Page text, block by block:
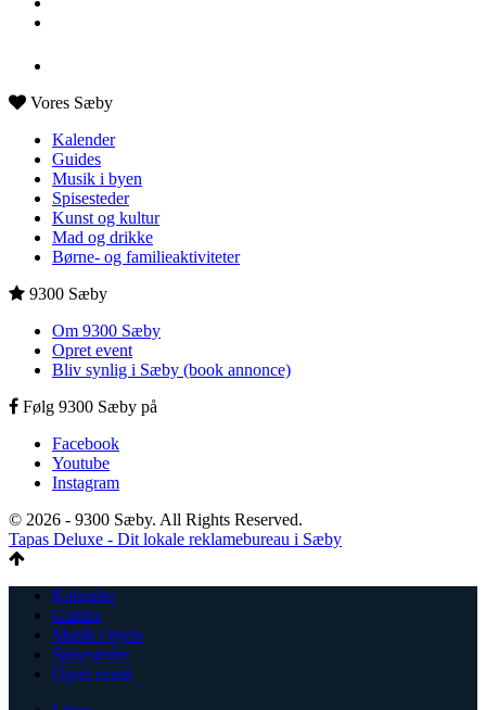
Vores Sæby
Kalender
Guides
Musik i byen
Spisesteder
Kunst og kultur
Mad og drikke
Børne- og familieaktiviteter
9300 Sæby
Om 9300 Sæby
Opret event
Bliv synlig i Sæby (book annonce)
Følg 9300 Sæby på
Facebook
Youtube
Instagram
© 2026 - 9300 Sæby. All Rights Reserved.
Tapas Deluxe - Dit lokale reklamebureau i Sæby
Kalender
Guides
Musik i byen
Spisesteder
Opret event